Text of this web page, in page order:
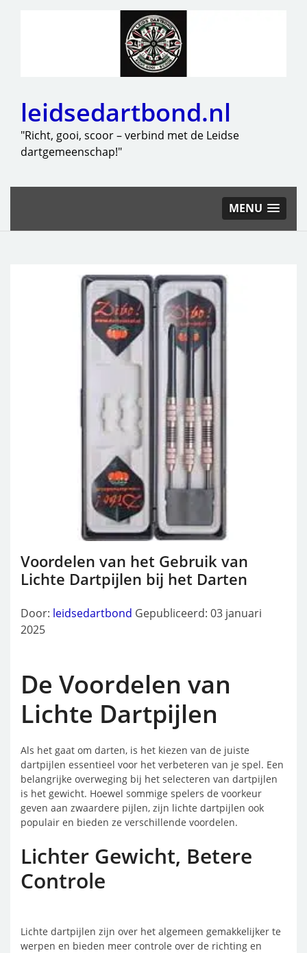
leidsedartbond.nl
"Richt, gooi, scoor – verbind met de Leidse
dartgemeenschap!"
MENU
Voordelen van het Gebruik van
Lichte Dartpijlen bij het Darten
Door: leidsedartbond Gepubliceerd: 03 januari
2025
De Voordelen van
Lichte Dartpijlen
Als het gaat om darten, is het kiezen van de juiste
dartpijlen essentieel voor het verbeteren van je spel. Een
belangrijke overweging bij het selecteren van dartpijlen
is het gewicht. Hoewel sommige spelers de voorkeur
geven aan zwaardere pijlen, zijn lichte dartpijlen ook
populair en bieden ze verschillende voordelen.
Lichter Gewicht, Betere
Controle
Lichte dartpijlen zijn over het algemeen gemakkelijker te
werpen en bieden meer controle over de richting en